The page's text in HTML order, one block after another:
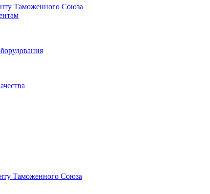
Таможенного Союза
Таможенного Союза